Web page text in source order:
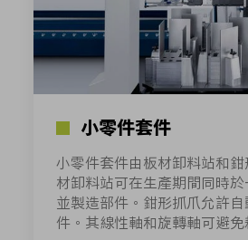
小零件套件
小零件套件由板材卸料站和
材卸料站可在生產期間同時
並製造部件。鉗形抓爪允許
件。其線性軸和旋轉軸可避免